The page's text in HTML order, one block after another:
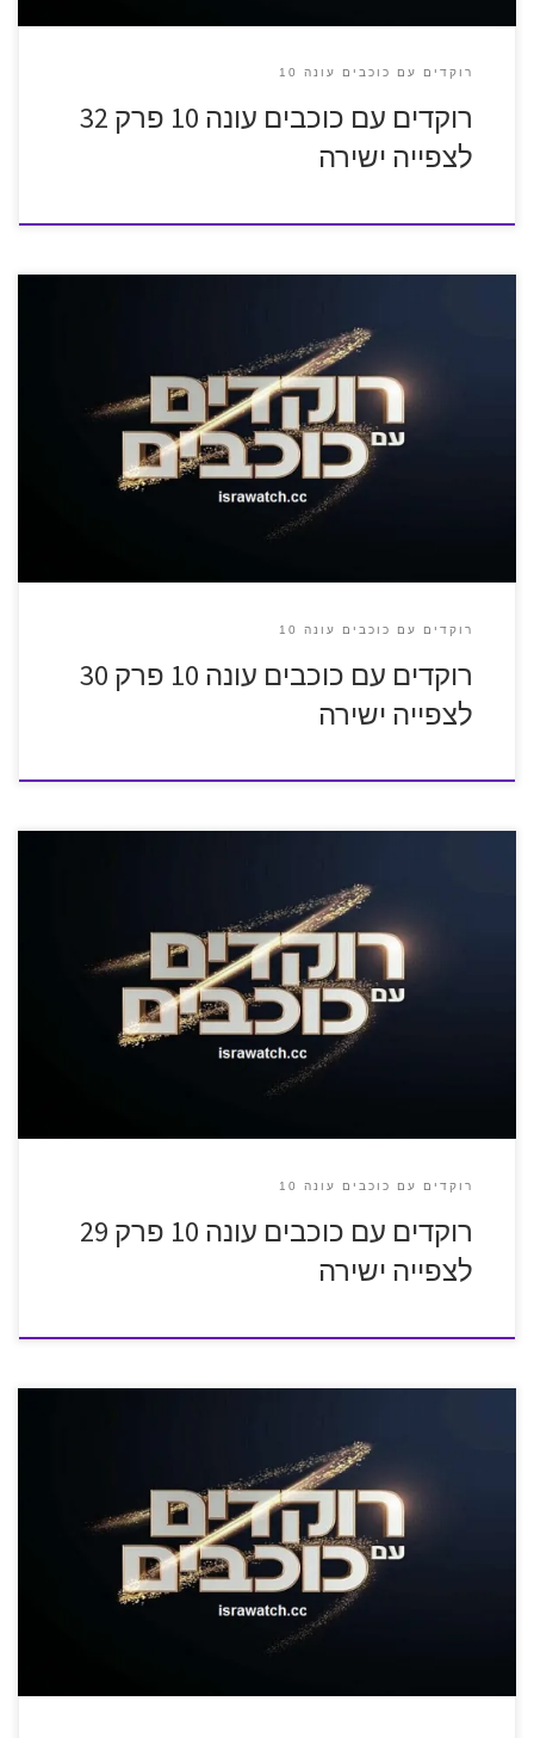
רוקדים עם כוכבים עונה 10
רוקדים עם כוכבים עונה 10 פרק 32
לצפייה ישירה
רוקדים עם כוכבים עונה 10
רוקדים עם כוכבים עונה 10 פרק 30
לצפייה ישירה
רוקדים עם כוכבים עונה 10
רוקדים עם כוכבים עונה 10 פרק 29
לצפייה ישירה